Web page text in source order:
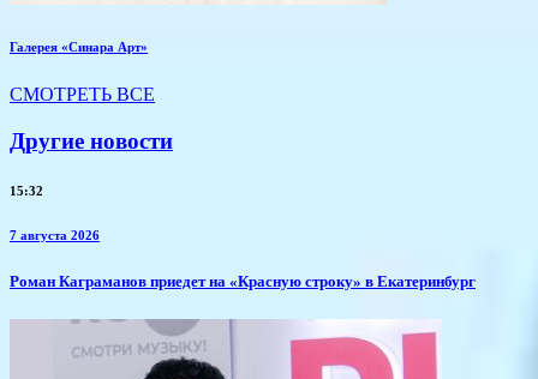
Галерея «Синара Арт»
СМОТРЕТЬ ВСЕ
Другие новости
15:32
7 августа 2026
​Роман Каграманов приедет на «Красную строку» в Екатеринбург